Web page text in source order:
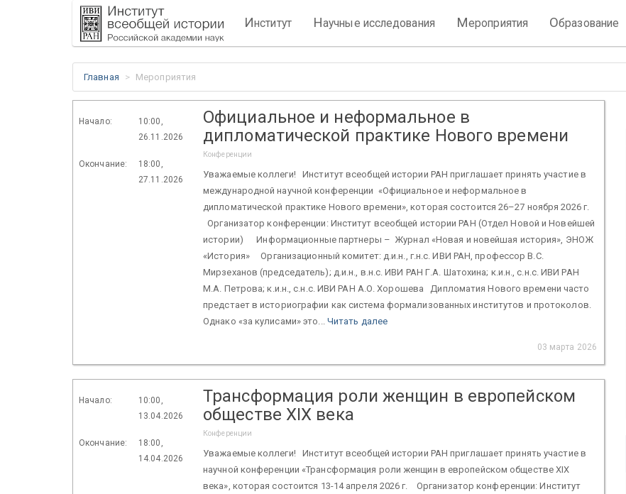
Институт Научные исследования Мероприятия Образование
Главная Мероприятия
Начало:
10:00,
26.11.2026
Окончание:
18:00,
27.11.2026
Официальное и неформальное в
дипломатической практике Нового времени
Конференции
Уважаемые коллеги! Институт всеобщей истории РАН приглашает принять участие в
международной научной конференции «Официальное и неформальное в
дипломатической практике Нового времени», которая состоится 26–27 ноября 2026 г.
Организатор конференции: Институт всеобщей истории РАН (Отдел Новой и Новейшей
истории) Информационные партнеры – Журнал «Новая и новейшая история», ЭНОЖ
«История» Организационный комитет: д.и.н., г.н.с. ИВИ РАН, профессор В.С.
Мирзеханов (председатель); д.и.н., в.н.с. ИВИ РАН Г.А. Шатохина; к.и.н., с.н.с. ИВИ РАН
М.А. Петрова; к.и.н., с.н.с. ИВИ РАН А.О. Хорошева Дипломатия Нового времени часто
предстает в историографии как система формализованных институтов и протоколов.
Однако «за кулисами» это... Читать далее
03 марта 2026
Начало:
10:00,
13.04.2026
Окончание:
18:00,
14.04.2026
Трансформация роли женщин в европейском
обществе XIX века
Конференции
Уважаемые коллеги! Институт всеобщей истории РАН приглашает принять участие в
научной конференции «Трансформация роли женщин в европейском обществе XIX
века», которая состоится 13-14 апреля 2026 г. Организатор конференции: Институт